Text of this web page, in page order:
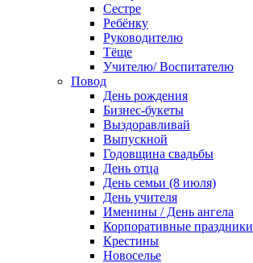
Сестре
Ребёнку
Руководителю
Тёще
Учителю/ Воспитателю
Повод
День рождения
Бизнес-букеты
Выздоравливай
Выпускной
Годовщина свадьбы
День отца
День семьи (8 июля)
День учителя
Именины / День ангела
Корпоративные праздники
Крестины
Новоселье